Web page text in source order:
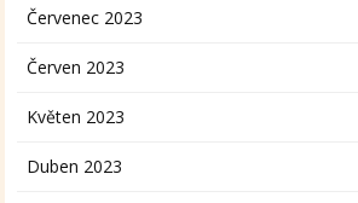
Červenec 2023
Červen 2023
Květen 2023
Duben 2023